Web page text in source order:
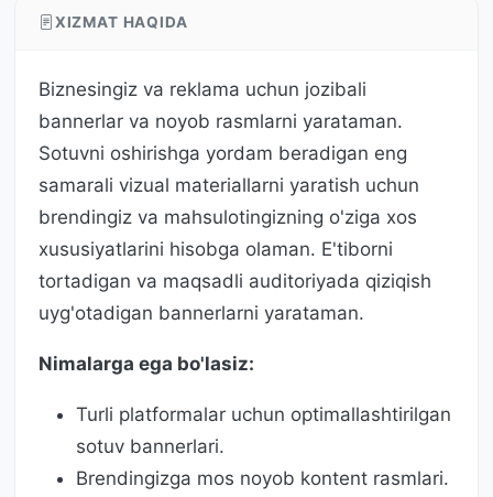
XIZMAT HAQIDA
Biznesingiz va reklama uchun jozibali
bannerlar va noyob rasmlarni yarataman.
Sotuvni oshirishga yordam beradigan eng
samarali vizual materiallarni yaratish uchun
brendingiz va mahsulotingizning o'ziga xos
xususiyatlarini hisobga olaman. E'tiborni
tortadigan va maqsadli auditoriyada qiziqish
uyg'otadigan bannerlarni yarataman.
Nimalarga ega bo'lasiz:
Turli platformalar uchun optimallashtirilgan
sotuv bannerlari.
Brendingizga mos noyob kontent rasmlari.